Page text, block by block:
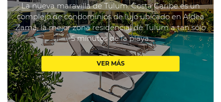
La nueva maravilla de Tulum. Costa Caribe es un
complejo de condominios de lujo ubicado en Aldea
Zamá, la mejor zona residencial de Tulum a tan sólo
5 minutos de la playa.
VER MÁS